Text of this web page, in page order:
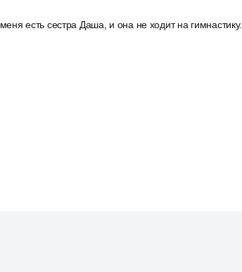
есть сестра Даша, и она не ходит на гимнастику.